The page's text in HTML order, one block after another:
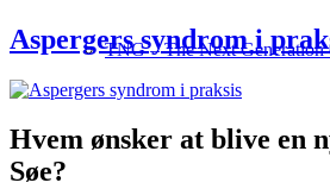
TNG – The Next Generation
Aspergers syndrom i
Hvem ønsker at blive en
Søe?